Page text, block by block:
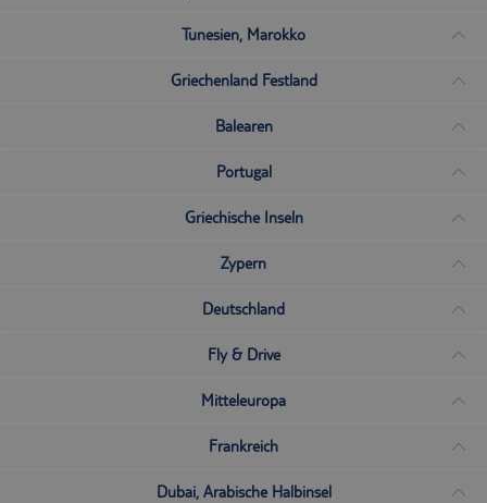
Tunesien, Marokko
Griechenland Festland
Balearen
Portugal
Griechische Inseln
Zypern
Deutschland
Fly & Drive
Mitteleuropa
Frankreich
Dubai, Arabische Halbinsel